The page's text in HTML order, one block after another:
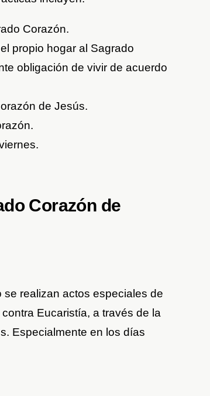
Corazón.
propio hogar al Sagrado
obligación de vivir de acuerdo
de Jesús.
Corazón de
realizan actos especiales de
Eucaristía, a través de la
Especialmente en los días